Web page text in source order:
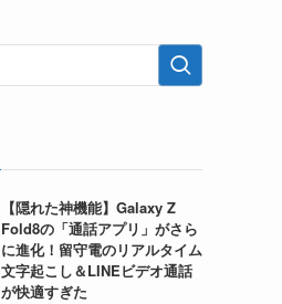
【隠れた神機能】Galaxy Z
Fold8の「通話アプリ」がさら
に進化！留守電のリアルタイム
文字起こし＆LINEビデオ通話
が快適すぎた